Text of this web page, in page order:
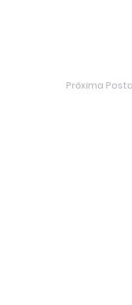
Próxima